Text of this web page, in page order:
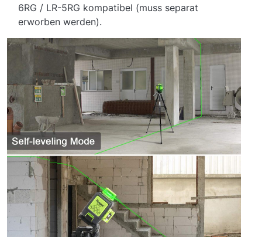
6RG / LR-5RG kompatibel (muss separat
erworben werden).